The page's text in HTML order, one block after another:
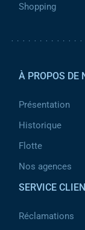
Shopping
À PROPOS DE
Présentation
Historique
Flotte
Nos agences
SERVICE
Réclamations